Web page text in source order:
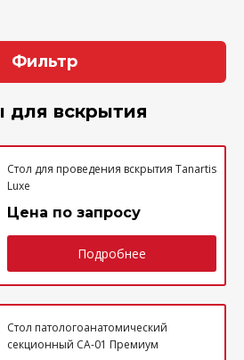
Фильтр
для вскрытия
Стол для проведения вскрытия Tanartis
Luxe
Цена по запросу
Подробнее
Стол патологоанатомический
секционный СА-01 Премиум